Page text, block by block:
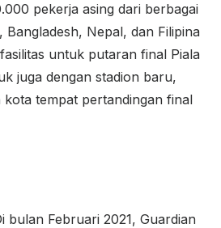
pekerja asing dari berbagai
Bangladesh, Nepal, dan Filipina
untuk putaran final Piala
juga dengan stadion baru,
kota tempat pertandingan final
bulan Februari 2021, Guardian